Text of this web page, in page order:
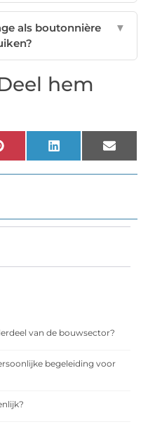
als boutonnière
▼
hem
Pinterest LinkedIn Email
van de bouwsector?
begeleiding voor